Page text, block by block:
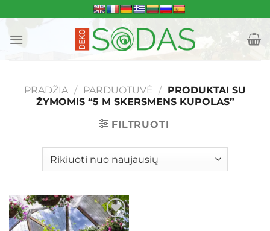
to
content
PRADŽIA / PARDUOTUVĖ / PRODUKTAI SU
ŽYMOMIS “5 M SKERSMENS KUPOLAS”
FILTRUOTI
Mėgstamiausias